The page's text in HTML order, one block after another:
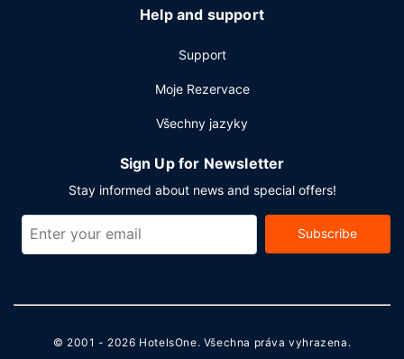
Help and support
Support
Moje Rezervace
Všechny jazyky
Sign Up for Newsletter
Stay informed about news and special offers!
Subscribe
© 2001 - 2026 HotelsOne. Všechna práva vyhrazena.